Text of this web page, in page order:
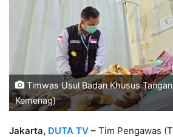
Timwas Usul Badan Khusus
Kemenag)
Jakarta, DUTA TV – Tim Pengawas